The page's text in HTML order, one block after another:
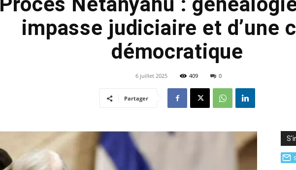
Café
impasse judiciaire et d’une
démocratique
6 juillet 2025 409 0
Partager